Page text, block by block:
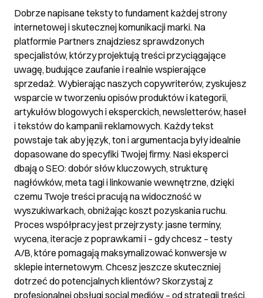
Dobrze napisane teksty to fundament każdej strony
internetowej i skutecznej komunikacji marki. Na
platformie Partners znajdziesz sprawdzonych
specjalistów, którzy projektują treści przyciągające
uwagę, budujące zaufanie i realnie wspierające
sprzedaż. Wybierając naszych copywriterów, zyskujesz
wsparcie w tworzeniu opisów produktów i kategorii,
artykułów blogowych i eksperckich, newsletterów, haseł
i tekstów do kampanii reklamowych. Każdy tekst
powstaje tak aby język, ton i argumentacja były idealnie
dopasowane do specyfiki Twojej firmy. Nasi eksperci
dbają o SEO: dobór słów kluczowych, strukturę
nagłówków, meta tagi i linkowanie wewnętrzne, dzięki
czemu Twoje treści pracują na widoczność w
wyszukiwarkach, obniżając koszt pozyskania ruchu.
Proces współpracy jest przejrzysty: jasne terminy,
wycena, iteracje z poprawkami i – gdy chcesz – testy
A/B, które pomagają maksymalizować konwersje w
sklepie internetowym. Chcesz jeszcze skuteczniej
dotrzeć do potencjalnych klientów? Skorzystaj z
profesjonalnej obsługi social mediów – od strategii treści,